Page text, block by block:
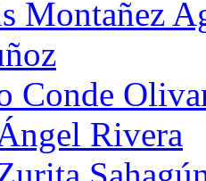
Montañez
Conde
Rivera